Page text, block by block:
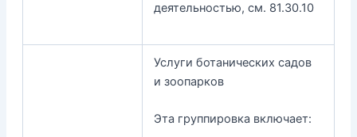
деятельностью, см. 81.30.10
Услуги ботанических садов
и зоопарков
Эта группировка включает: